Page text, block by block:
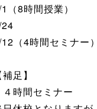
（8時間授業）
（4時間セミナー）
補足】
４時間セミナー